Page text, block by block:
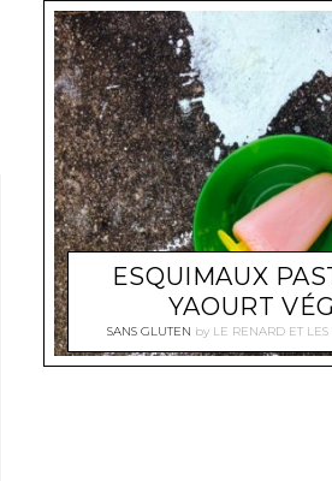
ESQUIMAUX
YAOURT
SANS GLUTEN by LE RENARD ET LES